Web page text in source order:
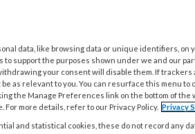
data, like browsing data or unique identifiers, on
support the purposes shown under we and our
your consent will disable them. If trackers
as relevant to you. You can resurface this menu to
the Manage Preferences link on the bottom of the
more details, refer to our Privacy Policy. Privacy
and statistical cookies, these do not record any